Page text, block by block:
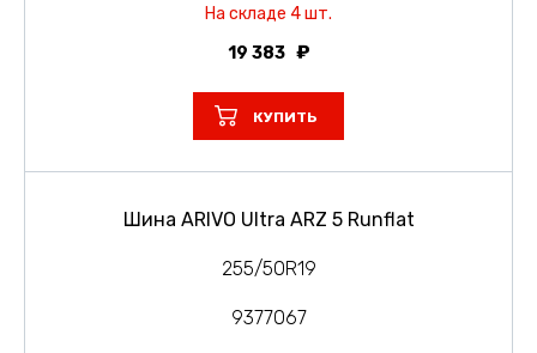
На складе 4 шт.
19 383
КУПИТЬ
Шина ARIVO Ultra ARZ 5 Runflat
255/50R19
9377067